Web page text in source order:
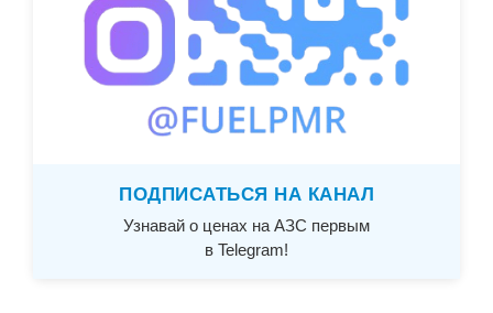
ПОДПИСАТЬСЯ НА КАНАЛ
Узнавай о ценах на АЗС первым
в Telegram!